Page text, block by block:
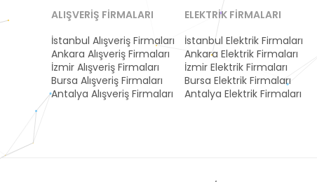
ALIŞVERIŞ FIRMALARI
İstanbul Alışveriş Firmaları
Ankara Alışveriş Firmaları
İzmir Alışveriş Firmaları
Bursa Alışveriş Firmaları
Antalya Alışveriş Firmaları
ELEKTRIK FIRMALARI
İstanbul Elektrik Firmaları
Ankara Elektrik Firmaları
İzmir Elektrik Firmaları
Bursa Elektrik Firmaları
Antalya Elektrik Firmaları